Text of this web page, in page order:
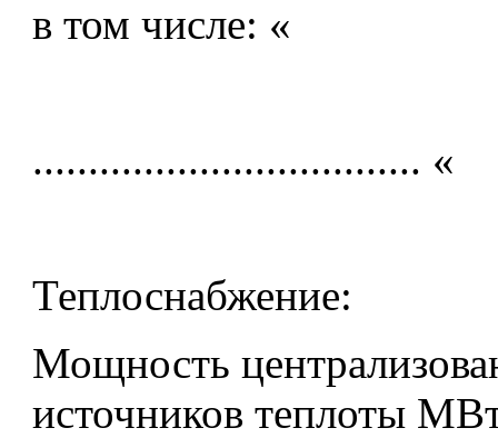
в том числе: «
................................... «
Теплоснабжение:
Мощность
источников теплоты